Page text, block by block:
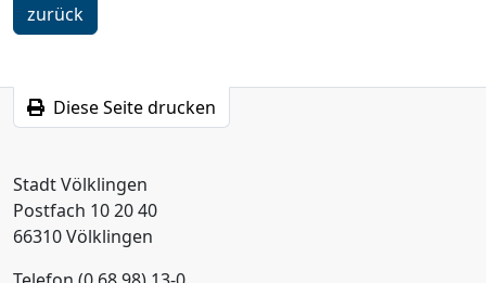
ein
Schritt
zurück
Diese Seite drucken
Stadt Völklingen
Postfach 10 20 40
66310 Völklingen